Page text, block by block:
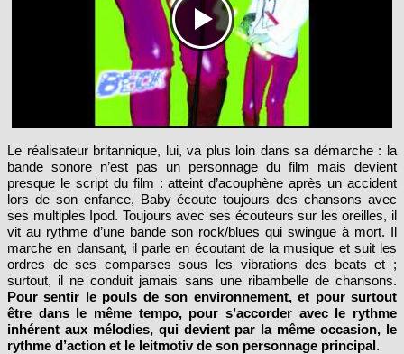
Le réalisateur britannique, lui, va plus loin dans sa démarche : la
bande sonore n’est pas un personnage du film mais devient
presque le script du film : atteint d’acouphène après un accident
lors de son enfance, Baby écoute toujours des chansons avec
ses multiples Ipod. Toujours avec ses écouteurs sur les oreilles, il
vit au rythme d’une bande son rock/blues qui swingue à mort. Il
marche en dansant, il parle en écoutant de la musique et suit les
ordres de ses comparses sous les vibrations des beats et ;
surtout, il ne conduit jamais sans une ribambelle de chansons.
Pour sentir le pouls de son environnement, et pour surtout
être dans le même tempo, pour s’accorder avec le rythme
inhérent aux mélodies, qui devient par la même occasion, le
rythme d’action et le leitmotiv de son personnage principal.